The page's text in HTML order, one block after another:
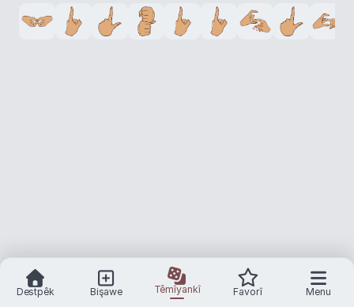
Destpêk Bişawe Têmîyankî Favorî Menu